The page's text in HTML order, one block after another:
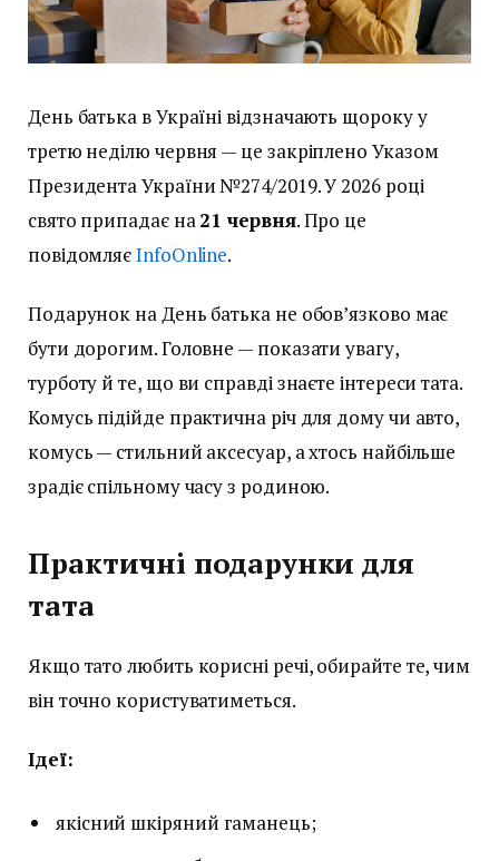
День батька в Україні відзначають щороку у
третю неділю червня — це закріплено Указом
Президента України №274/2019. У 2026 році
свято припадає на21 червня. Про це
повідомляєInfoOnline.
Подарунок на День батька не обов’язково має
бути дорогим. Головне — показати увагу,
турботу й те, що ви справді знаєте інтереси тата.
Комусь підійде практична річ для дому чи авто,
комусь — стильний аксесуар, а хтось найбільше
зрадіє спільному часу з родиною.
Практичні подарунки для
тата
Якщо тато любить корисні речі, обирайте те, чим
він точно користуватиметься.
Ідеї:
якісний шкіряний гаманець;